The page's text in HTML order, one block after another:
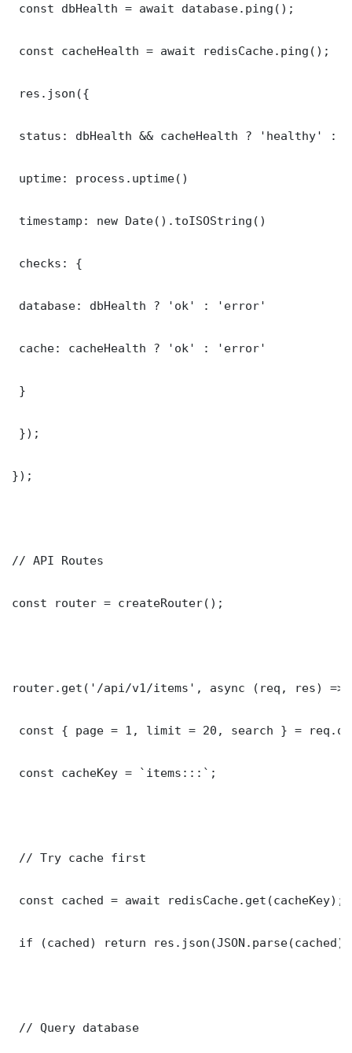
const dbHealth = await database.ping();
const cacheHealth = await redisCache.ping();
res.json({
status: dbHealth && cacheHealth ? 'healthy' :
uptime: process.uptime()
timestamp: new Date().toISOString()
checks: {
database: dbHealth ? 'ok' : 'error'
cache: cacheHealth ? 'ok' : 'error'
}
});
});
// API Routes
const router = createRouter();
router.get('/api/v1/items', async (req, res) =>
const { page = 1, limit = 20, search } =
const cacheKey = `items:::`;
// Try cache first
const cached = await redisCache.get(cacheKey);
if (cached) return
// Query database